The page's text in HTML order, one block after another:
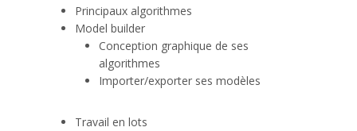
Principaux algorithmes
Model builder
Conception graphique de ses
algorithmes
Importer/exporter ses modèles
Travail en lots